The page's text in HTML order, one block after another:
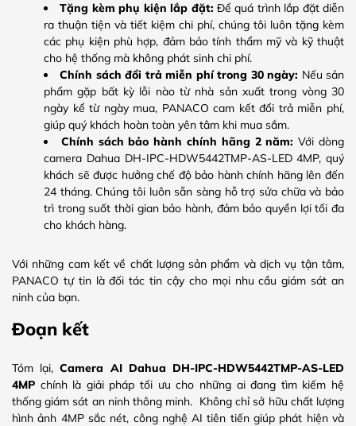
Tặng kèm phụ kiện lắp đặt: Để quá trình lắp đặt diễn
ra thuận tiện và tiết kiệm chi phí, chúng tôi luôn tặng kèm
các phụ kiện phù hợp, đảm bảo tính thẩm mỹ và kỹ thuật
cho hệ thống mà không phát sinh chi phí.
Chính sách đổi trả miễn phí trong 30 ngày: Nếu sản
phẩm gặp bất kỳ lỗi nào từ nhà sản xuất trong vòng 30
ngày kể từ ngày mua, PANACO cam kết đổi trả miễn phí,
giúp quý khách hoàn toàn yên tâm khi mua sắm.
Chính sách bảo hành chính hãng 2 năm: Với dòng
camera Dahua DH-IPC-HDW5442TMP-AS-LED 4MP, quý
khách sẽ được hưởng chế độ bảo hành chính hãng lên đến
24 tháng. Chúng tôi luôn sẵn sàng hỗ trợ sửa chữa và bảo
trì trong suốt thời gian bảo hành, đảm bảo quyền lợi tối đa
cho khách hàng.
Với những cam kết về chất lượng sản phẩm và dịch vụ tận tâm,
PANACO tự tin là đối tác tin cậy cho mọi nhu cầu giám sát an
ninh của bạn.
Đoạn kết
Tóm lại,Camera AI Dahua DH-IPC-HDW5442TMP-AS-LED
4MP chính là giải pháp tối ưu cho những ai đang tìm kiếm hệ
thống giám sát an ninh thông minh. Không chỉ sở hữu chất lượng
hình ảnh 4MP sắc nét, công nghệ AI tiên tiến giúp phát hiện và